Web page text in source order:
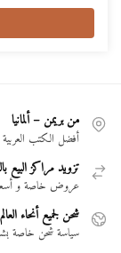
من بريمن – ألمانيا
أفضل الكتب
تزويد مراكز البيع
عروض خاصة و
شحن لجميع أنحاء العالم
سياسة شحن خاصة